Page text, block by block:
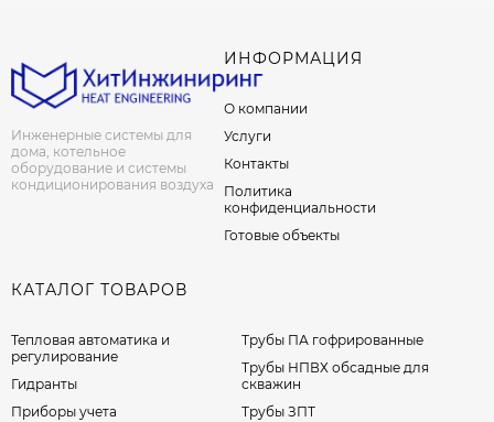
Инженерные системы для
дома, котельное
оборудование и системы
кондиционирования воздуха
ИНФОРМАЦИЯ
О компании
Услуги
Контакты
Политика
конфиденциальности
Готовые объекты
КАТАЛОГ ТОВАРОВ
Тепловая автоматика и
регулирование
Гидранты
Приборы учета
Трубы ПА гофрированные
Трубы НПВХ обсадные для
скважин
Трубы ЗПТ